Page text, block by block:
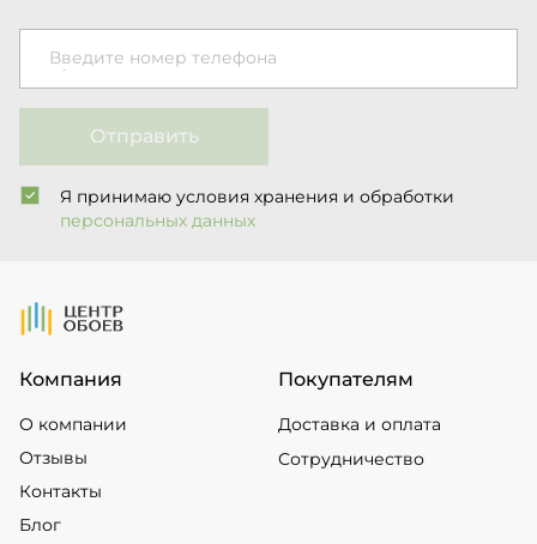
Введите номер телефона
Отправить
Я принимаю условия хранения и обработки
персональных данных
На Главную
Компания
О компании
Отзывы
Контакты
Блог
Покупателям
Доставка и оплата
Сотрудничество